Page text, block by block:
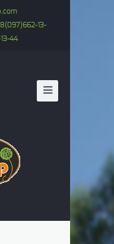
13-
44